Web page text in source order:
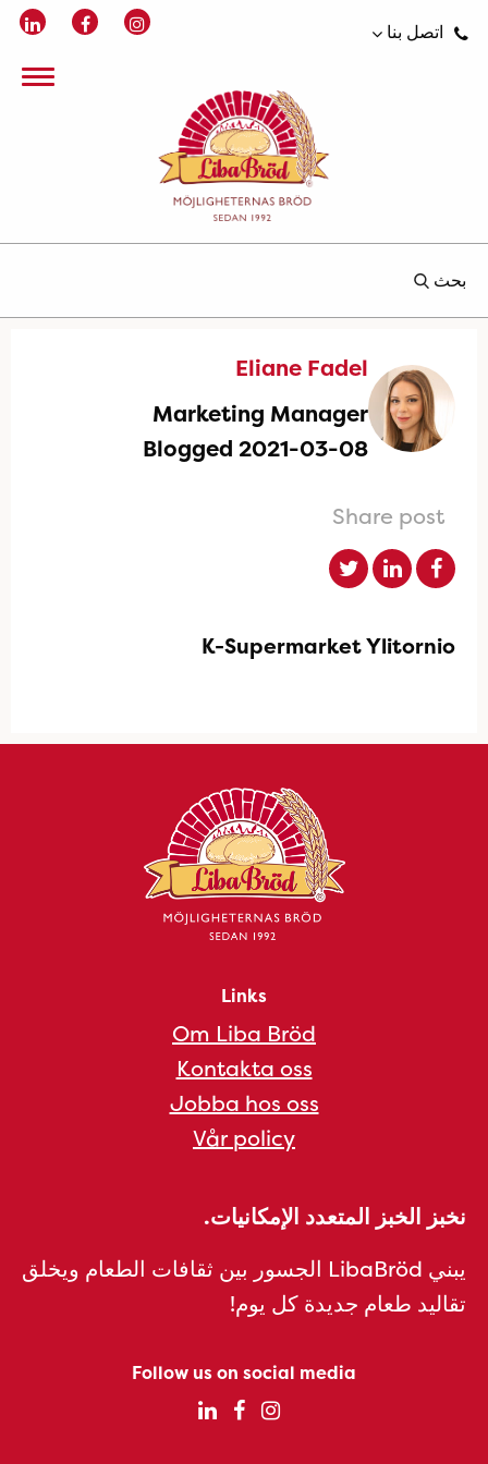
اتصل بنا
بحث
Eliane Fadel
Marketing Manager
Blogged 2021-03-08
Share post
K-Supermarket Ylitornio
Links
Om Liba Bröd
Kontakta oss
Jobba hos oss
Vår policy
نخبز الخبز المتعدد الإمكانيات.
يبني LibaBröd الجسور بين ثقافات الطعام ويخلق
تقاليد طعام جديدة كل يوم!
Follow us on social media